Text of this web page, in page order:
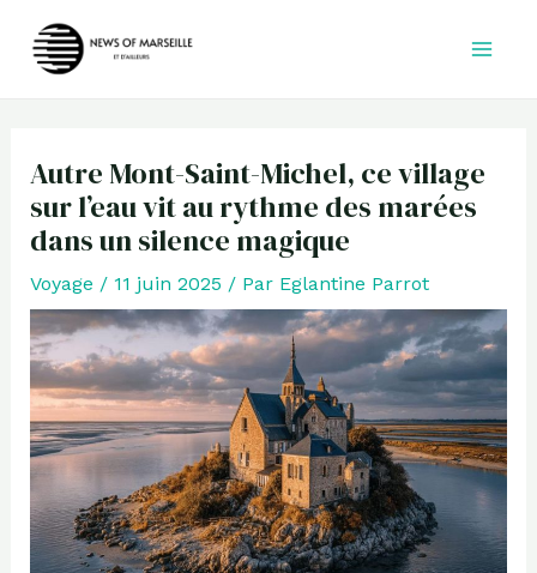
Autre Mont-Saint-Michel, ce village
sur l’eau vit au rythme des marées
dans un silence magique
Voyage / 11 juin 2025 / Par Eglantine Parrot